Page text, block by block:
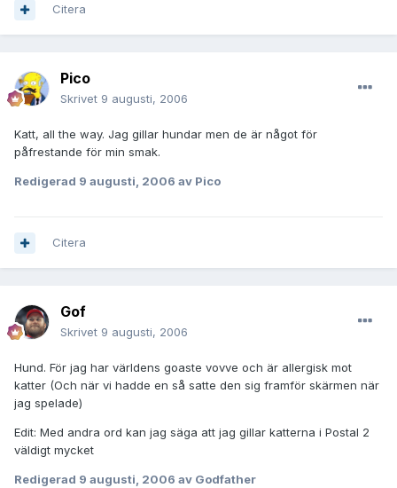
Citera
Pico
Skrivet 9 augusti, 2006
Katt, all the way. Jag gillar hundar men de är något för
påfrestande för min smak.
Redigerad 9 augusti, 2006 av Pico
Citera
Gof
Skrivet 9 augusti, 2006
Hund. För jag har världens goaste vovve och är allergisk mot
katter (Och när vi hadde en så satte den sig framför skärmen när
jag spelade)
Edit: Med andra ord kan jag säga att jag gillar katterna i Postal 2
väldigt mycket
Redigerad 9 augusti, 2006 av Godfather